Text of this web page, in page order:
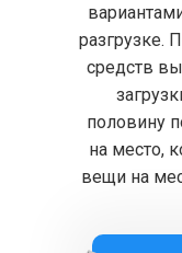
разгрузке.
средств
половину
на место,
вещи на